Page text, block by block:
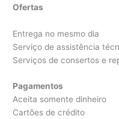
Ofertas
Entrega no mesmo dia
Serviço de assistência
Serviços de consertos e
Pagamentos
Aceita somente dinheiro
Cartões de crédito